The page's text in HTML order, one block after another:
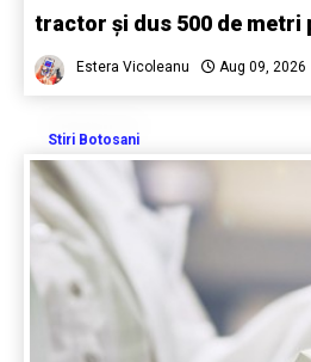
tractor și dus 500 de metri
Estera Vicoleanu Aug 09, 2026
Stiri Botosani